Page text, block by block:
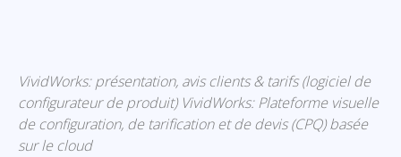
VividWorks: présentation, avis clients & tarifs (logiciel de
configurateur de produit) VividWorks: Plateforme visuelle
de configuration, de tarification et de devis (CPQ) basée
sur le cloud